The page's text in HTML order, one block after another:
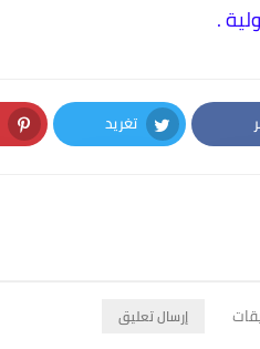
.
تغريد
Twitter
إرسال تعليق